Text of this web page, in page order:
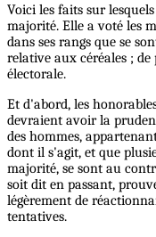
Voici les faits sur
majorité. Elle a voté les
dans ses rangs que se
relative aux céréales ;
électorale.
Et d'abord, les
devraient avoir la
des hommes,
dont il s'agit, et que
majorité, se sont au
soit dit en passant,
légèrement de
tentatives.